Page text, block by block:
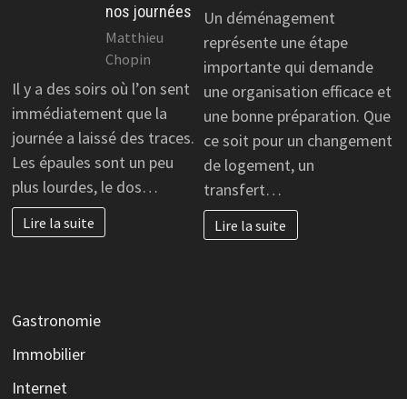
nos journées
Matthieu
Chopin
Il y a des soirs où l’on sent
immédiatement que la
journée a laissé des traces.
Les épaules sont un peu
plus lourdes, le dos…
Lire la suite
Un déménagement
représente une étape
importante qui demande
une organisation efficace et
une bonne préparation. Que
ce soit pour un changement
de logement, un
transfert…
Lire la suite
Gastronomie
Immobilier
Internet